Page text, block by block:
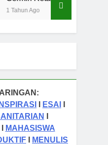
1 Tahun Ago
INSPIRASI ESAI
MAHASISWA
MENULIS